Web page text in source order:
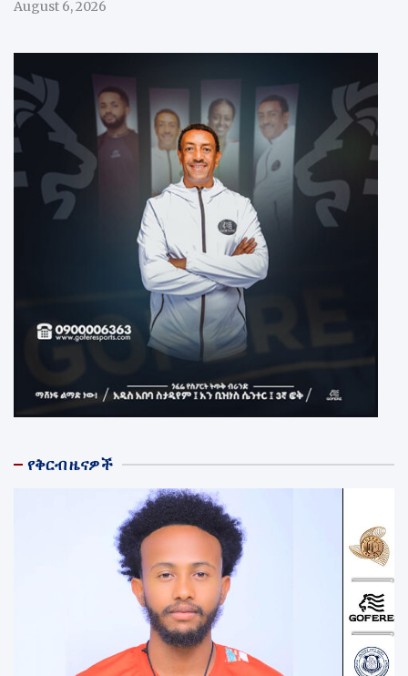
August 6, 2026
የቅርብ ዜናዎች